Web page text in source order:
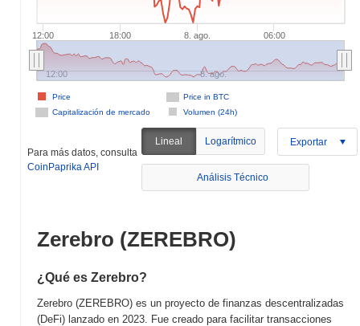
12:00 18:00 8. ago. 06:00
Price in BTC
Capitalización de mercado
Volumen (24h)
Price
12:00 8. ago.
Para más datos, consulta
CoinPaprika API
Lineal Logarítmico Exportar
Análisis Técnico
Zerebro (ZEREBRO)
¿Qué es Zerebro?
Zerebro (ZEREBRO) es un proyecto de finanzas descentralizadas
(DeFi) lanzado en 2023. Fue creado para facilitar transacciones